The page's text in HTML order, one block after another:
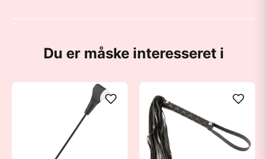
Du er måske interesseret i